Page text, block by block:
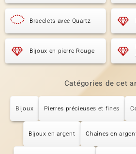
Bracelets avec Quartz
Bijoux en pierre Rouge
Catégories de cet
Bijoux Pierres précieuses et fines
Bijoux en argent Chaînes en